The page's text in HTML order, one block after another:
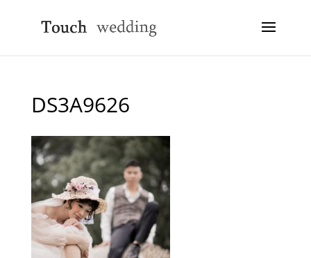
DS3A9626